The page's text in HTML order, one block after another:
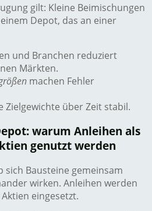
gilt: Kleine Beimischungen
Depot, das an einer
und Branchen reduziert
Märkten.
machen Fehler
Zielgewichte über Zeit stabil.
warum Anleihen als
genutzt werden
sich Bausteine gemeinsam
wirken. Anleihen werden
eingesetzt.